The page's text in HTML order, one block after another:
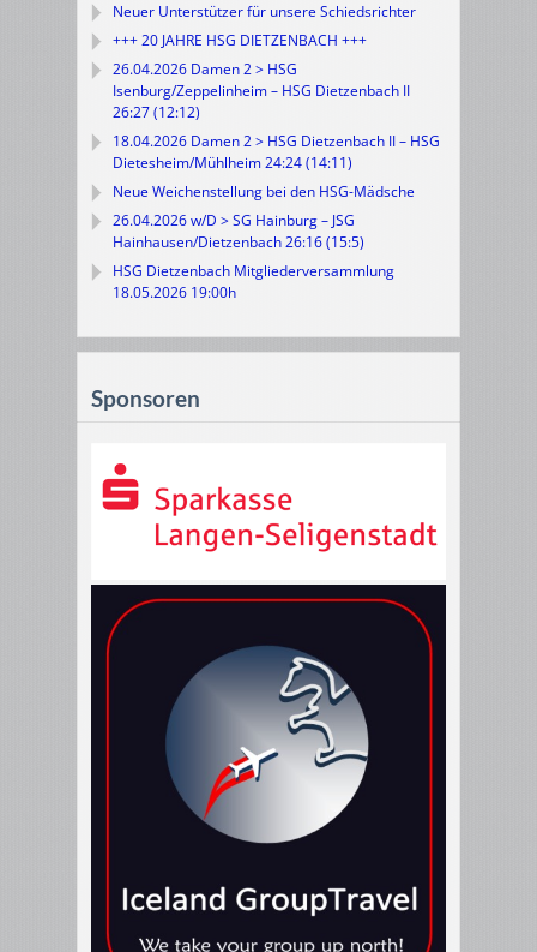
Neuer Unterstützer für unsere Schiedsrichter
+++ 20 JAHRE HSG DIETZENBACH +++
26.04.2026 Damen 2 > HSG
Isenburg/Zeppelinheim – HSG Dietzenbach II
26:27 (12:12)
18.04.2026 Damen 2 > HSG Dietzenbach II – HSG
Dietesheim/Mühlheim 24:24 (14:11)
Neue Weichenstellung bei den HSG-Mädsche
26.04.2026 w/D > SG Hainburg – JSG
Hainhausen/Dietzenbach 26:16 (15:5)
HSG Dietzenbach Mitgliederversammlung
18.05.2026 19:00h
Sponsoren